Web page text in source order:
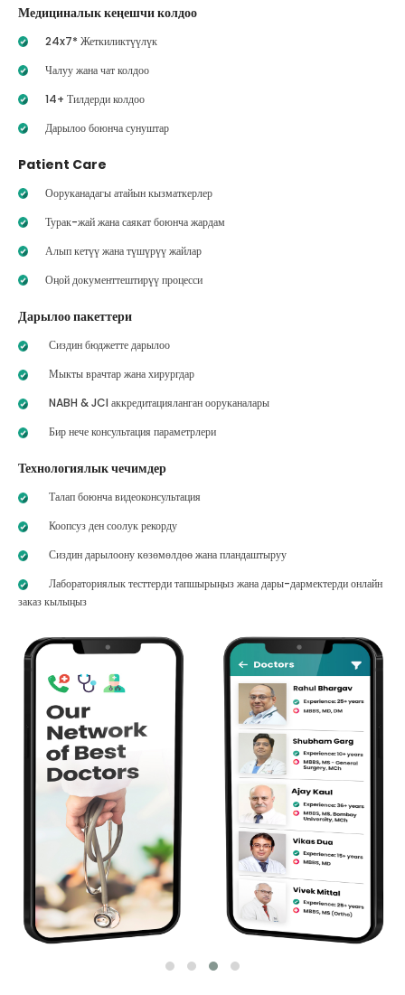
Медициналык кеңешчи колдоо
24x7* Жеткиликтүүлүк
Чалуу жана чат колдоо
14+ Тилдерди колдоо
Дарылоо боюнча сунуштар
Patient Care
Ооруканадагы атайын кызматкерлер
Турак-жай жана саякат боюнча жардам
Алып кетүү жана түшүрүү жайлар
Оңой документтештирүү процесси
Дарылоо пакеттери
Сиздин бюджетте дарылоо
Мыкты врачтар жана хирургдар
NABH & JCI аккредитацияланган ооруканалары
Бир нече консультация параметрлери
Технологиялык чечимдер
Талап боюнча видеоконсультация
Коопсуз ден соолук рекорду
Сиздин дарылоону көзөмөлдөө жана пландаштыруу
Лабораториялык тесттерди тапшырыңыз жана дары-дармектерди онлайн
заказ кылыңыз